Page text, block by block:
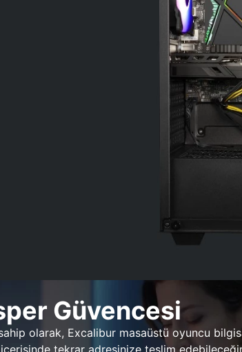
Güvencesi
olarak, Excalibur masaüstü oyuncu
tekrar adresinize teslim